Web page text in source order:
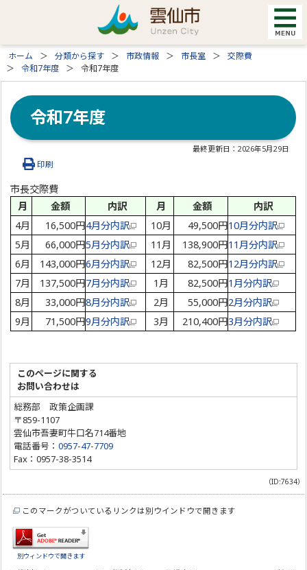
ホーム 分類から探す 市政情報 市長室
交際費
令和7年度
令和7年度
令和7年度
最終更新日：2026年5月29日
印刷
市長交際費
月
金額 内訳 月 金額
内訳
4月
16,500円4月分内訳 10月 49,500円10月分内訳
5月
66,000円5月分内訳 11月 138,900円11月分内訳
6月
143,000円6月分内訳 12月 82,500円12月分内訳
7月
137,500円7月分内訳 1月 82,500円1月分内訳
8月
33,000円8月分内訳 2月 55,000円2月分内訳
9月
71,500円9月分内訳 3月 210,400円3月分内訳
このページに関する
お問い合わせは
総務部 政策企画課
〒859-1107
雲仙市吾妻町牛口名714番地
電話番号：0957-47-7709
Fax：0957-38-3514
（ID:7634）
このマークがついているリンクは別ウインドウで開きます
別ウィンドウで開きます